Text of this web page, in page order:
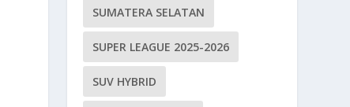
SUMATERA SELATAN
SUPER LEAGUE 2025-2026
SUV HYBRID